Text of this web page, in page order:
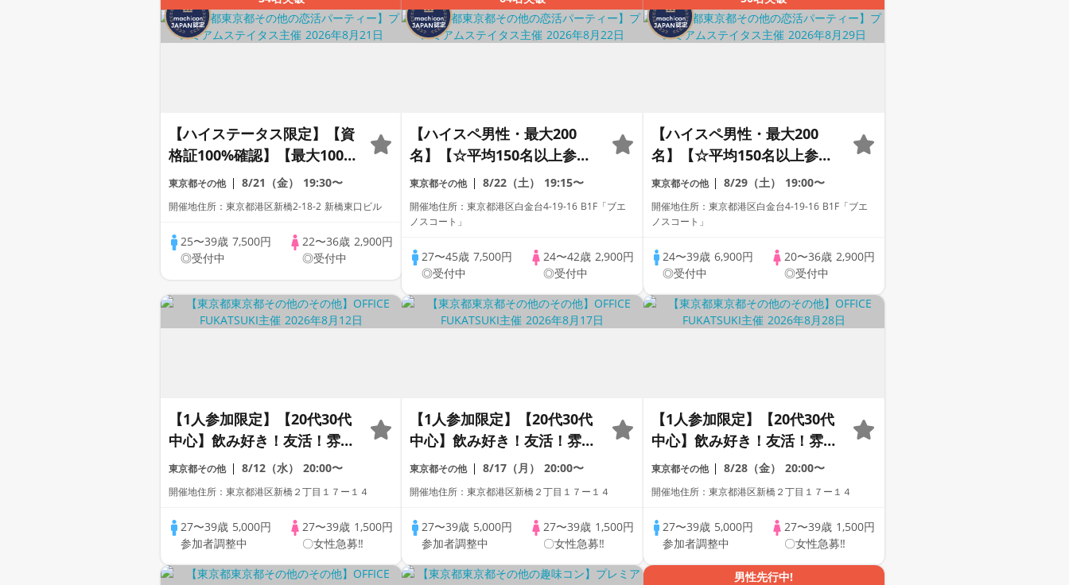
【ハイステータス限定】【資
格証100%確認】【最大100
名】【アルコール飲み放題】
【累計110万人動員】プレミ
東京都その他 8/21（金） 19:30〜
開催地住所：東京都港区新橋2-18-2 新橋東口ビル
25〜39歳 7,500円
◎受付中
22〜36歳 2,900円
◎受付中
【ハイスペ男性・最大200
名】【☆平均150名以上参加
☆】【資格証100%確認】
【累計110万人突破！】プレ
ミアムステイタス
東京都その他 8/22（土） 19:15〜
開催地住所：東京都港区白金台4-19-16 B1F「ブエ
ノスコート」
27〜45歳 7,500円
◎受付中
24〜42歳 2,900円
◎受付中
【ハイスペ男性・最大200
名】【☆平均150名以上参加
☆】【資格証100%確認】
【累計110万人突破！】プレ
ミアムステイタス
東京都その他 8/29（土） 19:00〜
開催地住所：東京都港区白金台4-19-16 B1F「ブエ
ノスコート」
24〜39歳6,900円
◎受付中
20〜36歳2,900円
◎受付中
【1人参加限定】【20代30代
中心】飲み好き！友活！雰囲
気好きでもOK！飲み歩きコ
ン【女性人気!!】
東京都その他 8/12（水） 20:00〜
開催地住所：東京都港区新橋２丁目１７ー１４
27〜39歳 5,000円
参加者調整中
27〜39歳 1,500円
〇女性急募‼
【1人参加限定】【20代30代
中心】飲み好き！友活！雰囲
気好きでもOK！飲み歩きコ
ン【女性人気!!】
東京都その他 8/17（月） 20:00〜
開催地住所：東京都港区新橋２丁目１７ー１４
27〜39歳 5,000円
参加者調整中
27〜39歳 1,500円
〇女性急募‼
【1人参加限定】【20代30代
中心】飲み好き！友活！雰囲
気好きでもOK！飲み歩きコ
ン【女性人気!!】
東京都その他 8/28（金） 20:00〜
開催地住所：東京都港区新橋２丁目１７ー１４
27〜39歳 5,000円
参加者調整中
27〜39歳 1,500円
〇女性急募‼
男性先行中!